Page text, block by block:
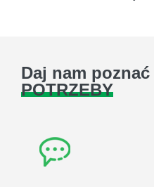
Daj nam poznać
POTRZEBY